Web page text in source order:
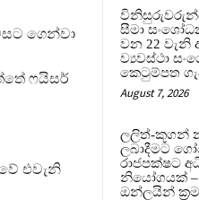
ගෙන්වා
ෆයිසර්
එවැනි
සීමා
වන 22 වැනි
ව්‍යවස්ථා
කෙටුම්පත
August 7, 2026
ලලිත්-කූගන්
ලබාදීමට
රාජපක්ෂට
නියෝගයක් –
ඔන්ලයින්